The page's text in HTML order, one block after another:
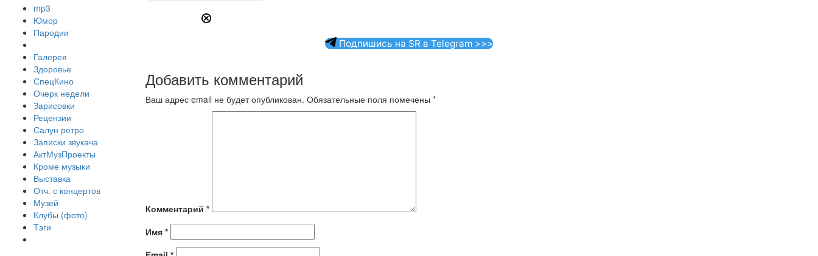
mp3
Юмор
Пародии
Галерея
Здоровье
СпецКино
Очерк недели
Зарисовки
Рецензии
Салун ретро
Записки звукача
АктМузПроекты
Кроме музыки
Выставка
Отч. с концертов
Музей
Клубы (фото)
Тэги
Подпишись на SR в Telegram >>>
Добавить комментарий
Ваш адрес email не будет опубликован. Обязательные поля помечены *
Комментарий *
Имя *